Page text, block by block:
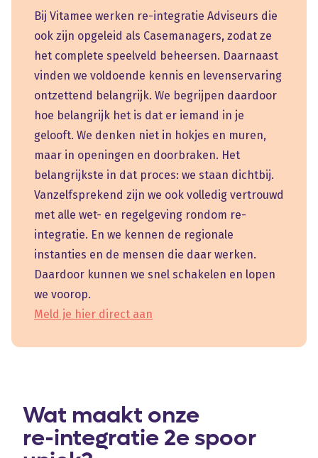
Bij Vitamee werken re-integratie Adviseurs die
ook zijn opgeleid als Casemanagers, zodat ze
het complete speelveld beheersen. Daarnaast
vinden we voldoende kennis en levenservaring
ontzettend belangrijk. We begrijpen daardoor
hoe belangrijk het is dat er iemand in je
gelooft. We denken niet in hokjes en muren,
maar in openingen en doorbraken. Het
belangrijkste in dat proces: we staan dichtbij.
Vanzelfsprekend zijn we ook volledig vertrouwd
met alle wet- en regelgeving rondom re-
integratie. En we kennen de regionale
instanties en de mensen die daar werken.
Daardoor kunnen we snel schakelen en lopen
we voorop.
Meld je hier direct aan
Wat maakt onze
re-integratie 2e spoor